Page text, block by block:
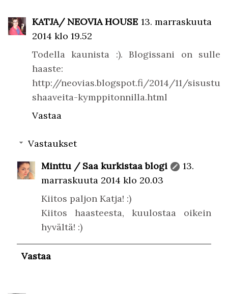
KATJA/ NEOVIA HOUSE 13. marraskuuta
2014 klo 19.52
Todella kaunista :). Blogissani on sulle
haaste:
http://neovias.blogspot.fi/2014/11/sisustu
shaaveita-kymppitonnilla.html
Vastaa
Vastaukset
Minttu / Saa kurkistaa blogi
13.
marraskuuta 2014 klo 20.03
Kiitos paljon Katja! :)
Kiitos haasteesta, kuulostaa oikein
hyvältä! :)
Vastaa